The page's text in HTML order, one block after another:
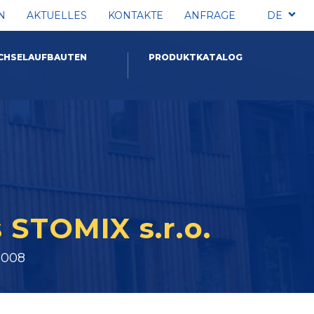
AKTUELLES KONTAKTE ANFRAGE DE
PRODUKTKATALOG
s.r.o.